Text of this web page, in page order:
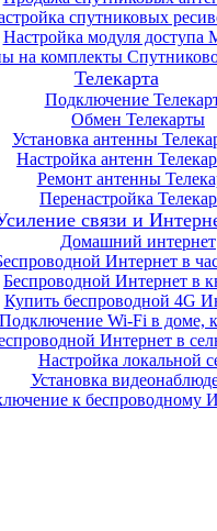
спутниковых
Настройка модуля
на комплекты
Телекарта
Подключение
Обмен Телекарты
Установка антенны
Настройка антенн
Ремонт антенны
Перенастройка
связи и
Домашний интернет
Интернет в
Беспроводной Интернет в
Купить беспроводной 4G
Подключение Wi-Fi в доме,
Интернет в
Настройка локальной
Установка
к беспроводному